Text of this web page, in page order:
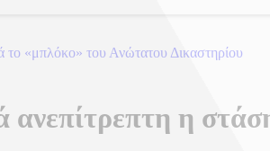
το «μπλόκο» του Ανώτατου Δικαστηρίου
η